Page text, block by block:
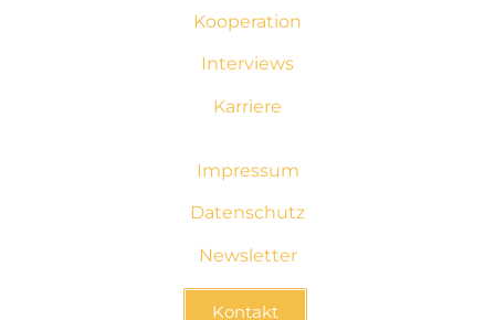
Kooperation
Interviews
Karriere
Impressum
Datenschutz
Newsletter
Kontakt